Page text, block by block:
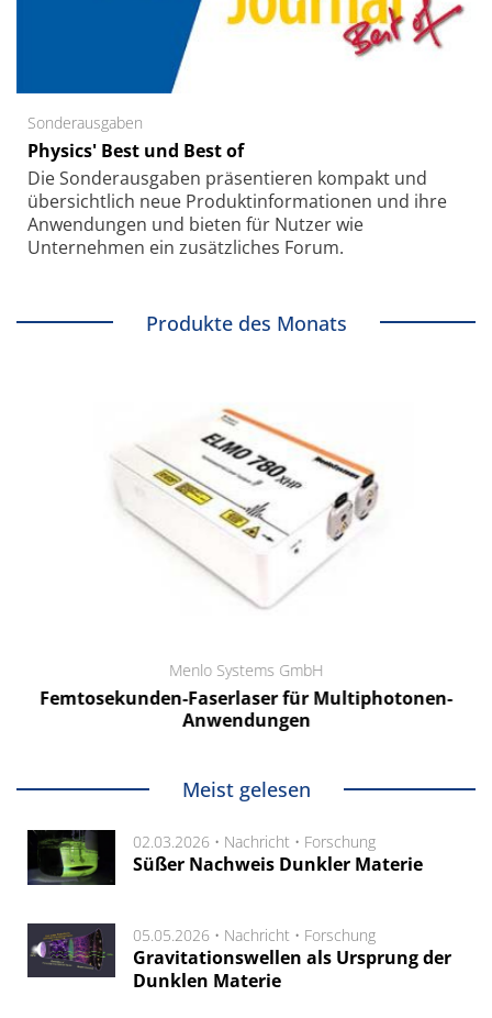
Sonderausgaben
Physics' Best und Best of
Die Sonder­ausgaben präsentieren kompakt und
übersichtlich neue Produkt­informationen und ihre
Anwendungen und bieten für Nutzer wie
Unternehmen ein zusätzliches Forum.
Produkte des Monats
Menlo Systems GmbH
Femtosekunden-Faserlaser für Multiphotonen-
Anwendungen
Meist gelesen
02.03.2026 • Nachricht • Forschung
Süßer Nachweis Dunkler Materie
05.05.2026 • Nachricht • Forschung
Gravitationswellen als Ursprung der
Dunklen Materie